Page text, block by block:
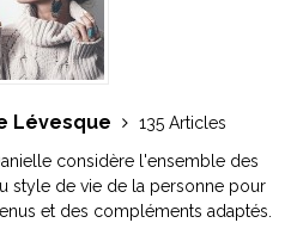
Lévesque
135 Articles
considère l'ensemble des
style de vie de la personne pour
et des compléments adaptés.